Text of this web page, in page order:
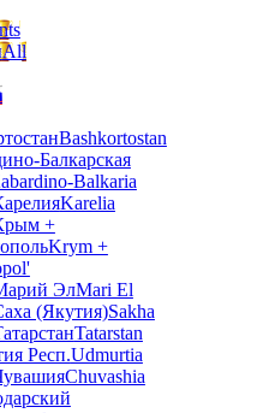
All
Bashkortostan
Балкарская
Balkaria
Karelia
+
Krym +
ЭлMari El
(Якутия)Sakha
Tatarstan
Респ.Udmurtia
Chuvashia